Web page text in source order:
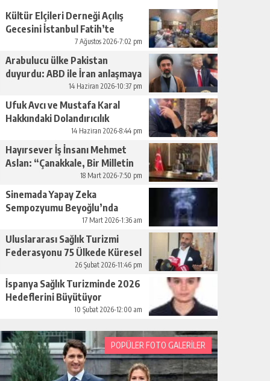
Kültür Elçileri Derneği Açılış
Gecesini İstanbul Fatih’te
7 Ağustos 2026-7:02 pm
Arabulucu ülke Pakistan
duyurdu: ABD ile İran anlaşmaya
14 Haziran 2026-10:37 pm
Ufuk Avcı ve Mustafa Karal
Hakkındaki Dolandırıcılık
İddiaları Büyüyor14 Haziran 2026-8:44 pm
Hayırsever İş İnsanı Mehmet
Aslan: “Çanakkale, Bir Milletin
Yeniden Doğuşudur”18 Mart 2026-7:50 pm
Sinemada Yapay Zeka
Sempozyumu Beyoğlu’nda
17 Mart 2026-1:36 am
Uluslararası Sağlık Turizmi
Federasyonu 75 Ülkede Küresel
26 Şubat 2026-11:46 pm
İspanya Sağlık Turizminde 2026
Hedeflerini Büyütüyor
10 Şubat 2026-12:00 am
POPÜLER FOTO GALERİLER